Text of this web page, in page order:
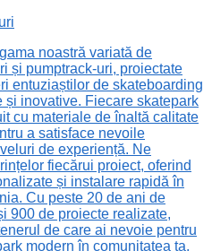
noastră variată de
și pumptrack-uri, proiectate
entuziaștilor de skateboarding
și inovative. Fiecare skatepark
cu materiale de înaltă calitate
a satisface nevoile
de experiență. Ne
fiecărui proiect, oferind
și instalare rapidă în
Cu peste 20 de ani de
900 de proiecte realizate,
de care ai nevoie pentru
modern în comunitatea ta.